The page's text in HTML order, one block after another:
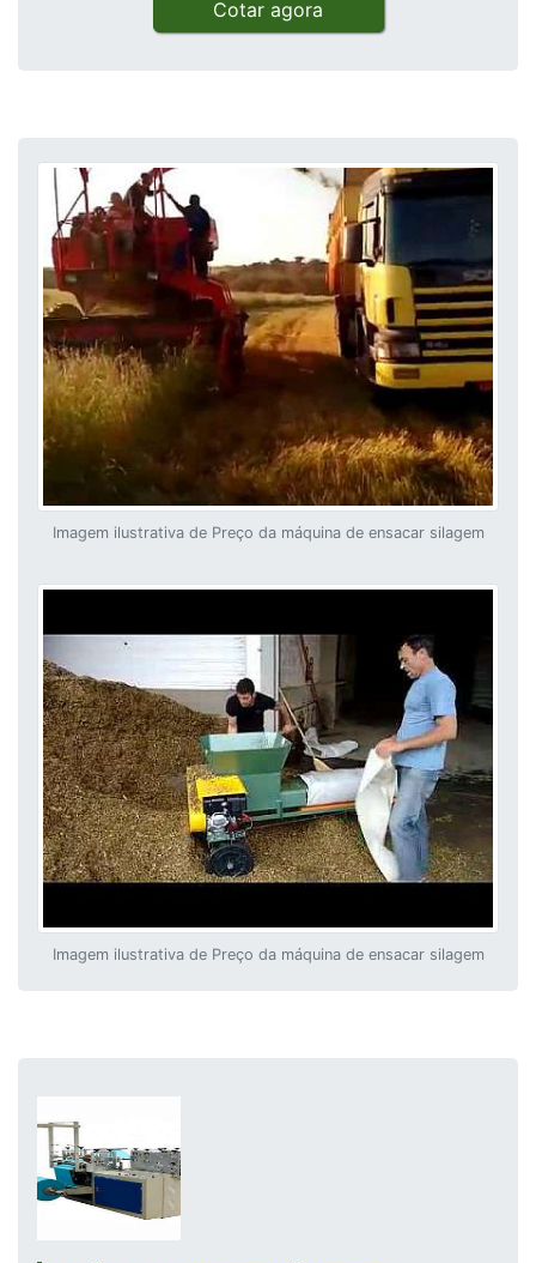
Cotar agora
Imagem ilustrativa de Preço da máquina de ensacar silagem
Imagem ilustrativa de Preço da máquina de ensacar silagem